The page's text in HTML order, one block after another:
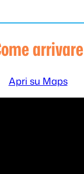
arrivare
Apri su Maps